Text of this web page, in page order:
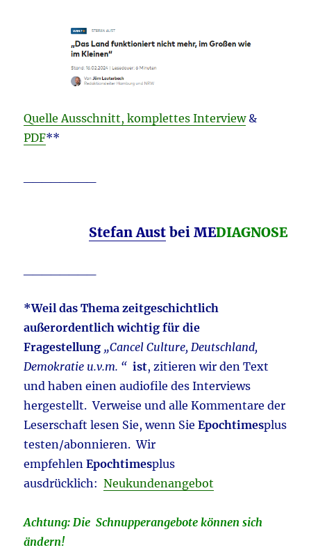
Quelle Ausschnitt, komplettes Interview&
PDF**
Stefan Austbei MEDIAGNOSE
*Weil das Thema zeitgeschichtlich
außerordentlich wichtig für die
Fragestellung „Cancel Culture, Deutschland,
Demokratie u.v.m. “ ist, zitieren wir den Text
und haben einen audiofile des Interviews
hergestellt. Verweise und alle Kommentare der
Leserschaft lesen Sie, wenn SieEpochtimesplus
testen/abonnieren. Wir
empfehlenEpochtimesplus
ausdrücklich:Neukundenangebot
Achtung: Die Schnupperangebote können sich
ändern!